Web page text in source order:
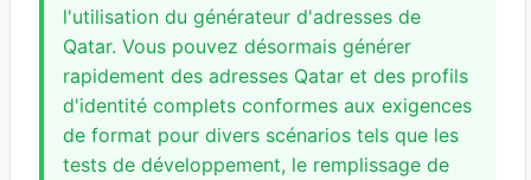
l'utilisation du générateur d'adresses de
Qatar. Vous pouvez désormais générer
rapidement des adresses Qatar et des profils
d'identité complets conformes aux exigences
de format pour divers scénarios tels que les
tests de développement, le remplissage de